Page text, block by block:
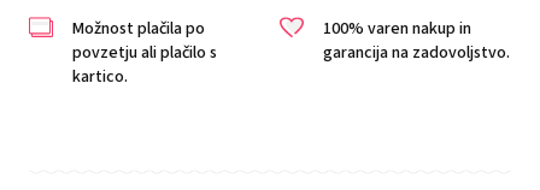
Možnost plačila po
povzetju ali plačilo s
kartico.
100% varen nakup in
garancija na zadovoljstvo.